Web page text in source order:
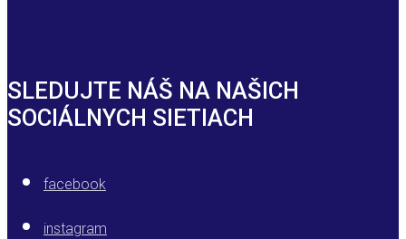
SLEDUJTE NÁŠ NA NAŠICH
SOCIÁLNYCH SIETIACH
facebook
instagram